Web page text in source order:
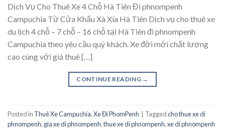
Dịch Vụ Cho Thuê Xe 4 Chỗ Hà Tiên Đi phnompenh
Campuchia Từ Cửa Khẩu Xà Xía Hà Tiên Dịch vụ cho thuê xe
du lịch 4 chỗ – 7 chỗ – 16 chỗ tại Hà Tiên đi phnompenh
Campuchia theo yêu cầu quý khách. Xe đời mới chất lượng
cao cùng với giá thuê […]
CONTINUE READING →
Posted in Thuê Xe Campuchia,Xe Đi PhomPenh | Taggedcho thue xe di
phnompenh, gia xe di phnompenh,thue xe di phnompenh,xe di phnompenh